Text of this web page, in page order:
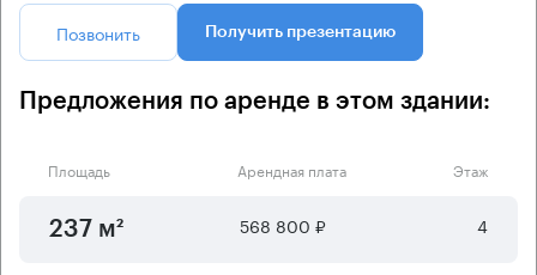
Позвонить Получить презентацию
Предложения по аренде в этом здании:
Площадь Арендная плата Этаж
237 м² 568 800 ₽ 4